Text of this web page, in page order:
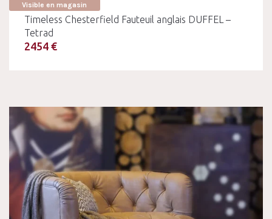
Visible en magasin
Timeless Chesterfield Fauteuil anglais DUFFEL –
Tetrad
2454 €